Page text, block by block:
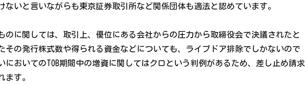
ないと言いながらも東京証券取引所など関係団体も適法と認めています。
のに関しては、取引上、優位にある会社からの圧力から取締役会で決議されたと
その発行株式数や得られる資金などについても、ライブドア排除でしかないので
においてのTOB期間中の増資に関してはクロという判例があるため、差し止め請求
ます。